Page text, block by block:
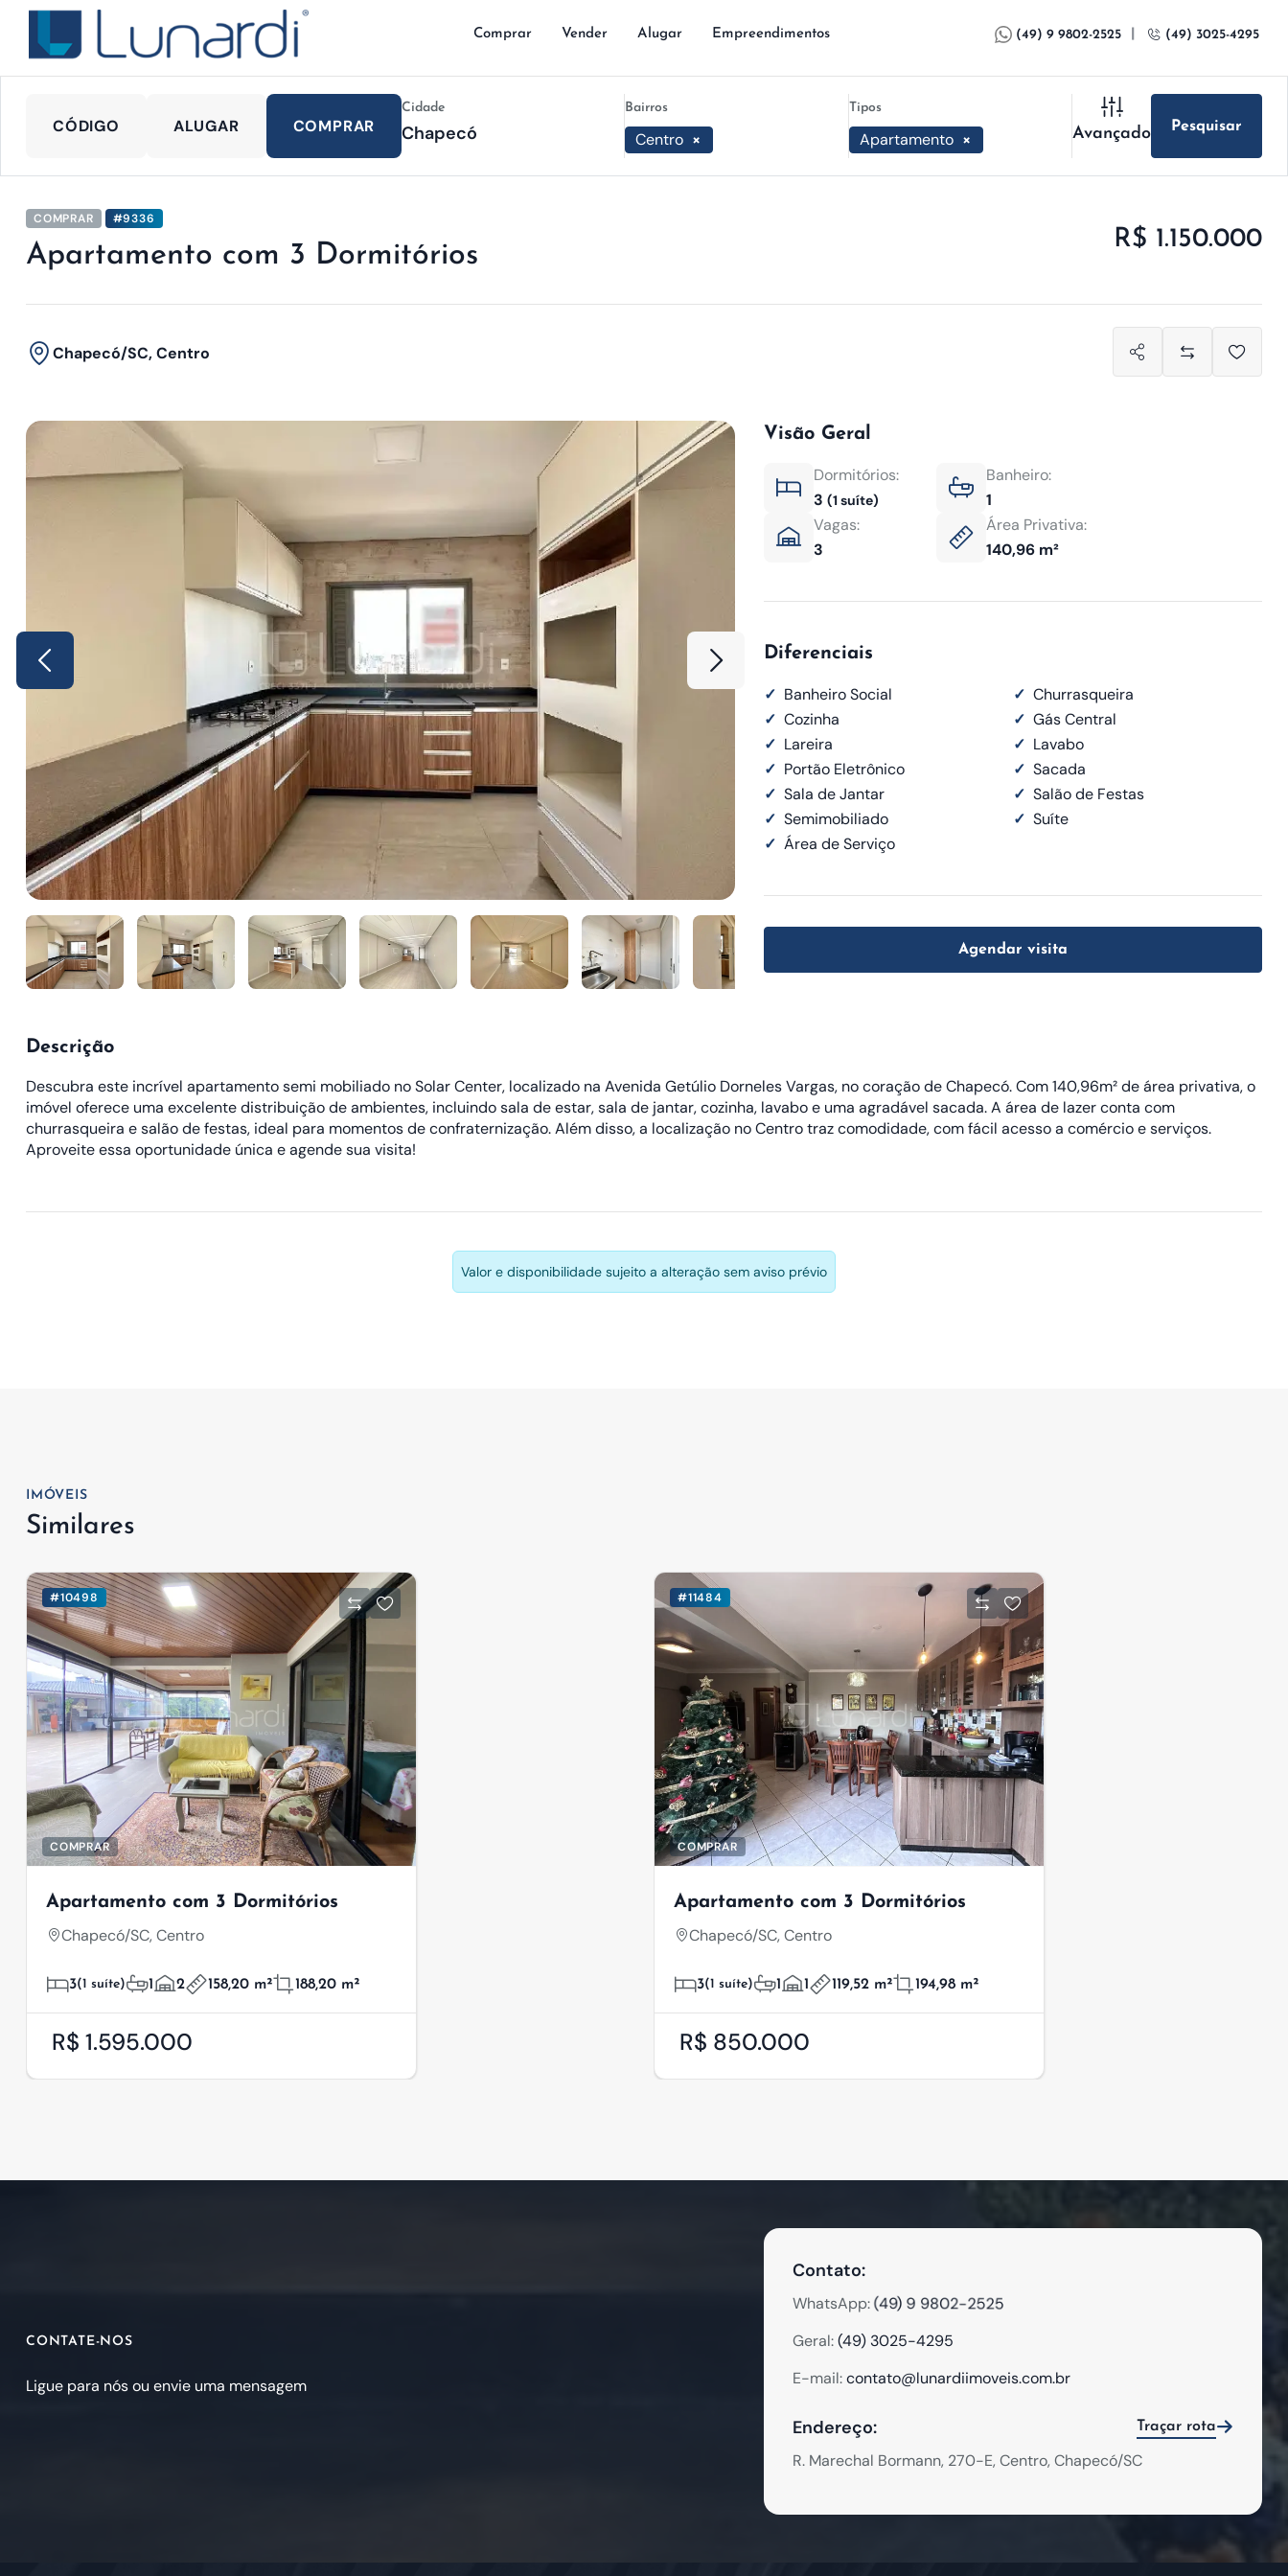
Comprar Vender Alugar Empreendimentos (49) 9 9802-2525 | (49) 3025-4295
CÓDIGO ALUGAR COMPRAR
Cidade Bairros
×
Centro
Tipos
×
Apartamento Avançado Pesquisar
COMPRAR #9336
Apartamento com 3 Dormitórios
R$ 1.150.000
Chapecó/SC, Centro
Visão Geral
Dormitórios:
3 (1 suíte)
Banheiro:
1
Vagas:
3
Área Privativa:
140,96 m²
Diferenciais
✓ Banheiro Social ✓ Churrasqueira
✓ Cozinha ✓ Gás Central
✓ Lareira ✓ Lavabo
✓ Portão Eletrônico ✓ Sacada
✓ Sala de Jantar ✓ Salão de Festas
✓ Semimobiliado ✓ Suíte
✓ Área de Serviço
Agendar visita
Descrição
Descubra este incrível apartamento semi mobiliado no Solar Center, localizado na Avenida Getúlio Dorneles Vargas, no coração de Chapecó. Com 140,96m² de área privativa, o
imóvel oferece uma excelente distribuição de ambientes, incluindo sala de estar, sala de jantar, cozinha, lavabo e uma agradável sacada. A área de lazer conta com
churrasqueira e salão de festas, ideal para momentos de confraternização. Além disso, a localização no Centro traz comodidade, com fácil acesso a comércio e serviços.
Aproveite essa oportunidade única e agende sua visita!
Valor e disponibilidade sujeito a alteração sem aviso prévio
IMÓVEIS
Similares
#10498
COMPRAR
Apartamento com 3 Dormitórios
Chapecó/SC, Centro
3(1 suíte) 1 2 158,20 m² 188,20 m²
R$ 1.595.000
#11484
COMPRAR
Apartamento com 3 Dormitórios
Chapecó/SC, Centro
3(1 suíte) 1 1 119,52 m² 194,98 m²
R$ 850.000
CONTATE-NOS
Ligue para nós ou envie uma mensagem
Contato:
WhatsApp:(49) 9 9802-2525
Geral:(49) 3025-4295
E-mail:contato@lunardiimoveis.com.br
Endereço: Traçar rota
R. Marechal Bormann, 270-E, Centro, Chapecó/SC